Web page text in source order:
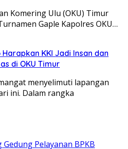
Komering Ulu (OKU) Timur
Gaple Kapolres OKU…
KKI Jadi Insan dan
di OKU Timur
menyelimuti lapangan
ini. Dalam rangka